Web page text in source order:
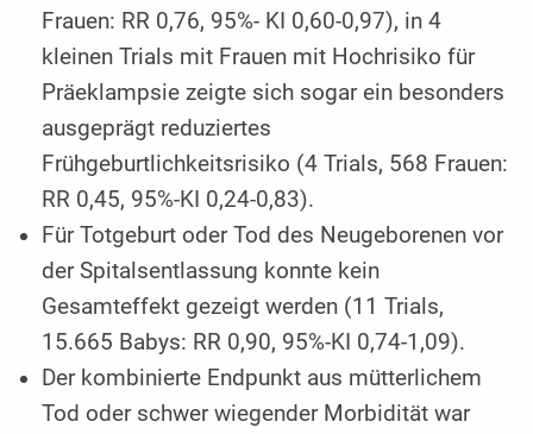
Frauen: RR 0,76, 95%- KI 0,60-0,97), in 4
kleinen Trials mit Frauen mit Hochrisiko für
Präeklampsie zeigte sich sogar ein besonders
ausgeprägt reduziertes
Frühgeburtlichkeitsrisiko (4 Trials, 568 Frauen:
RR 0,45, 95%-KI 0,24-0,83).
Für Totgeburt oder Tod des Neugeborenen vor
der Spitalsentlassung konnte kein
Gesamteffekt gezeigt werden (11 Trials,
15.665 Babys: RR 0,90, 95%-KI 0,74-1,09).
Der kombinierte Endpunkt aus mütterlichem
Tod oder schwer wiegender Morbidität war